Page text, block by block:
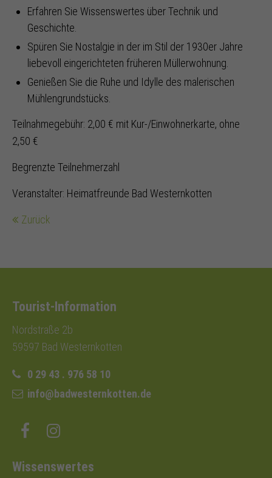
Erfahren Sie Wissenswertes über Technik und
Geschichte.
Spüren Sie Nostalgie in der im Stil der 1930er Jahre
liebevoll eingerichteten früheren Müllerwohnung.
Genießen Sie die Ruhe und Idylle des malerischen
Mühlengrundstücks.
Teilnahmegebühr: 2,00 € mit Kur-/Einwohnerkarte, ohne
2,50 €
Begrenzte Teilnehmerzahl
Veranstalter: Heimatfreunde Bad Westernkotten
Zurück
Tourist-Information
Nordstraße 2b
59597 Bad Westernkotten
0 29 43 . 976 58 10
info@badwesternkotten.de
Wissenswertes